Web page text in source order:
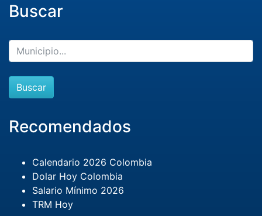
Buscar
Buscar
Recomendados
Calendario 2026 Colombia
Dolar Hoy Colombia
Salario Mínimo 2026
TRM Hoy